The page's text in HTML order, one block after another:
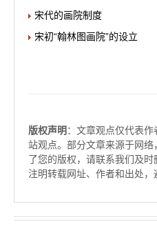
宋代的画院制度
宋初“翰林图画院”的设立
版权声明 ：文章观点仅代表
站观点。部分文章来源于网
了您的版权，请联系我们及
注明转载网址、作者和出处，